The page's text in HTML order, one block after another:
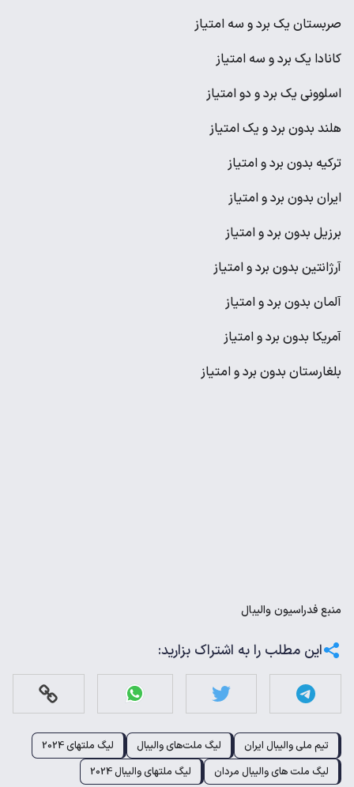
صربستان یک برد و سه امتیاز
کانادا یک برد و سه امتیاز
اسلوونی یک برد و دو امتیاز
هلند بدون برد و یک امتیاز
ترکیه بدون برد و امتیاز
ایران بدون برد و امتیاز
برزیل بدون برد و امتیاز
آرژانتین بدون برد و امتیاز
آلمان بدون برد و امتیاز
آمریکا بدون برد و امتیاز
بلغارستان بدون برد و امتیاز
منبعفدراسیون والیبال
این مطلب را به اشتراک بزارید:
تیم ملی والیبال ایران لیگ ملت‌های والیبال
لیگ ملتهای 2024
لیگ ملت های والیبال مردان
لیگ ملتهای والیبال 2024